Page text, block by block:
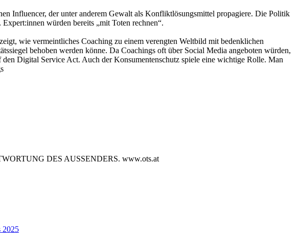
Influencer, der unter anderem Gewalt als Konfliktlösungsmittel propagiere. Die Politik
würden bereits „mit Toten rechnen“.
wie vermeintliches Coaching zu einem verengten Weltbild mit bedenklichen
behoben werden könne. Da Coachings oft über Social Media angeboten würden,
Digital Service Act. Auch der Konsumentenschutz spiele eine wichtige Rolle. Man
DES AUSSENDERS. www.ots.at
2025